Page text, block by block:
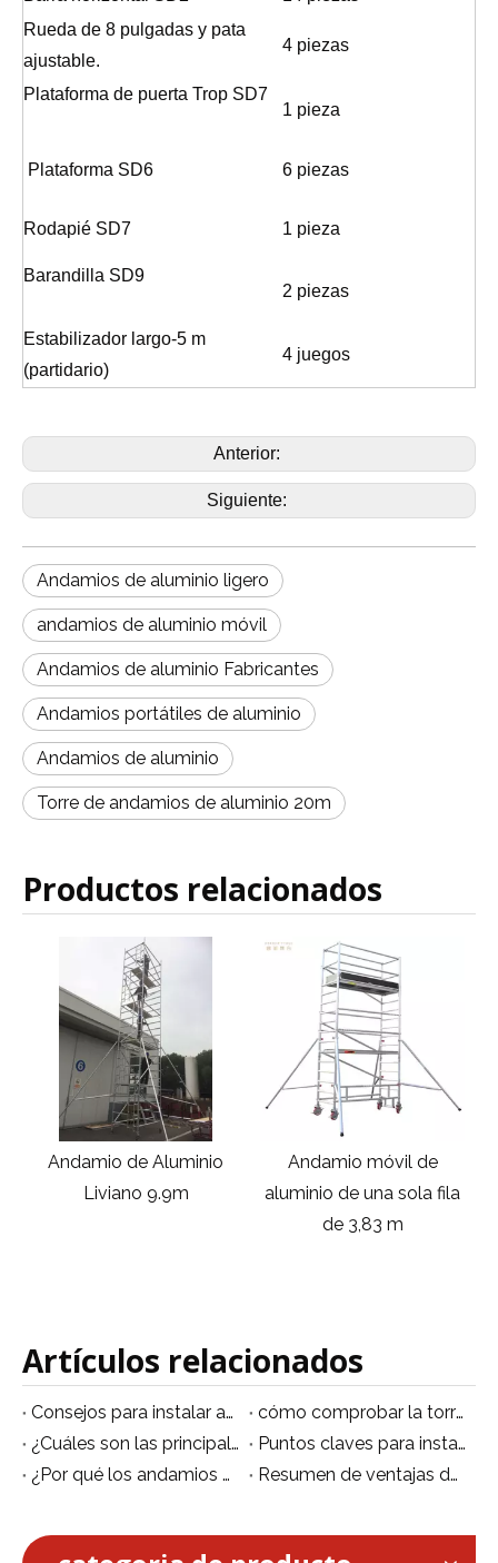
Rueda de 8 pulgadas y pata
ajustable.
4 piezas
Plataforma de puerta Trop SD7
1 pieza
Plataforma SD6 6 piezas
Rodapié SD7 1 pieza
Barandilla SD9
2 piezas
Estabilizador largo-5 m
(partidario)
4 juegos
Anterior:
Siguiente:
Andamios de aluminio ligero
andamios de aluminio móvil
Andamios de aluminio Fabricantes
Andamios portátiles de aluminio
Andamios de aluminio
Torre de andamios de aluminio 20m
Productos relacionados
Andamio de Aluminio
Liviano 9.9m
Andamio móvil de
aluminio de una sola fila
de 3,83 m
Artículos relacionados
Consejos para instalar andamios de aluminio de forma segura.
cómo comprobar la torre de andamio de aluminio correctamente de la manera correcta
¿Cuáles son las principales prestaciones técnicas de los andamios de aluminio?
Puntos claves para instalar una torre de andamio
¿Por qué los andamios de aluminio son multifuncionales?
Resumen de ventajas del andamio móvil de aluminio